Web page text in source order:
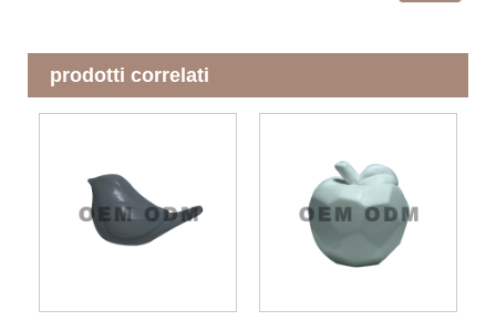
prodotti correlati